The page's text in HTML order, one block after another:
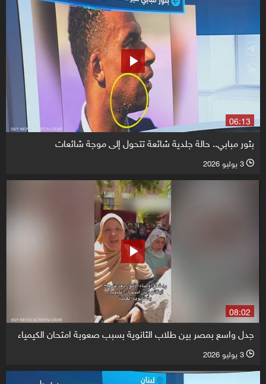
06:13
بثور مبابي.. حالة جلدية شائعة تتحول إلى موجة شائعات
l 3 يوليو 2026
08:02
جدل واسع بمصر بين طلاب الثانوية بسبب صعوبة امتحان الكيمياء
l 3 يوليو 2026